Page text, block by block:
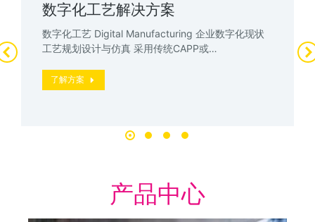
数字化工艺解决方案
数字化工艺 Digital Manufacturing 企业数字化现状
工艺规划设计与仿真 采用传统CAPP或…
了解方案
产品中心